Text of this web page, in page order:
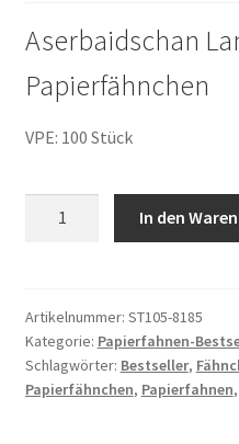
Aserbaidschan
Papierfähnchen
VPE: 100 Stück
In den
Artikelnummer: ST105-8185
Kategorie: Papierfahnen-
Schlagwörter: Bestseller,
Papierfähnchen, Papierfahnen,